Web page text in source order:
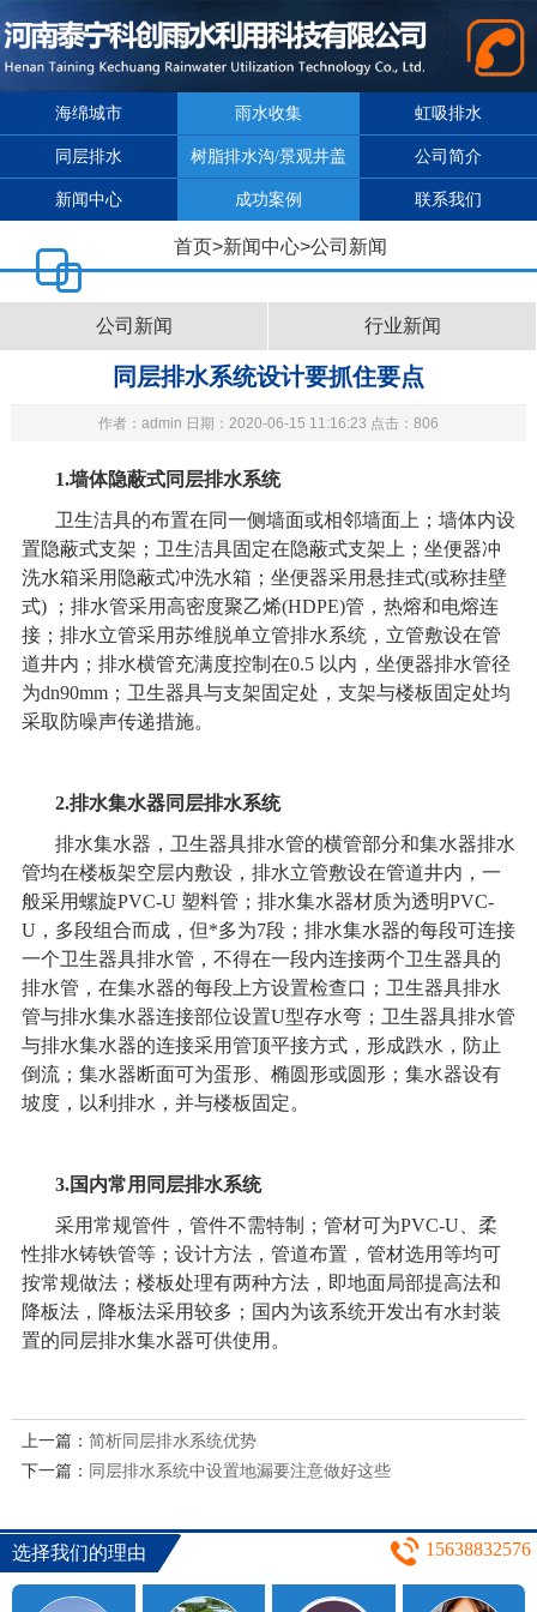
海绵城市 雨水收集 虹吸排水
同层排水 树脂排水沟/景观井盖 公司简介
新闻中心 成功案例 联系我们
首页>新闻中心>公司新闻
公司新闻 行业新闻
同层排水系统设计要抓住要点
作者：admin 日期：2020-06-15 11:16:23 点击：806
1.墙体隐蔽式同层排水系统
卫生洁具的布置在同一侧墙面或相邻墙面上；墙体内设
置隐蔽式支架；卫生洁具固定在隐蔽式支架上；坐便器冲
洗水箱采用隐蔽式冲洗水箱；坐便器采用悬挂式(或称挂壁
式) ；排水管采用高密度聚乙烯(HDPE)管，热熔和电熔连
接；排水立管采用苏维脱单立管排水系统，立管敷设在管
道井内；排水横管充满度控制在0.5 以内，坐便器排水管径
为dn90mm；卫生器具与支架固定处，支架与楼板固定处均
采取防噪声传递措施。
2.排水集水器同层排水系统
排水集水器，卫生器具排水管的横管部分和集水器排水
管均在楼板架空层内敷设，排水立管敷设在管道井内，一
般采用螺旋PVC-U 塑料管；排水集水器材质为透明PVC-
U，多段组合而成，但*多为7段；排水集水器的每段可连接
一个卫生器具排水管，不得在一段内连接两个卫生器具的
排水管，在集水器的每段上方设置检查口；卫生器具排水
管与排水集水器连接部位设置U型存水弯；卫生器具排水管
与排水集水器的连接采用管顶平接方式，形成跌水，防止
倒流；集水器断面可为蛋形、椭圆形或圆形；集水器设有
坡度，以利排水，并与楼板固定。
3.国内常用 同层排水系统
采用常规管件，管件不需特制；管材可为PVC-U、柔
性排水铸铁管等；设计方法，管道布置，管材选用等均可
按常规做法；楼板处理有两种方法，即地面局部提高法和
降板法，降板法采用较多；国内为该系统开发出有水封装
置的同层排水集水器可供使用。
上一篇： 简析同层排水系统优势
下一篇： 同层排水系统中设置地漏要注意做好这些
选择我们的理由 15638832576